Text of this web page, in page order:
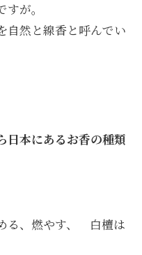
が。
自然と線香と呼んでい
日本にあるお香の種類
、燃やす、 白檀は